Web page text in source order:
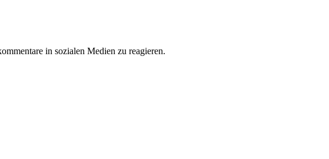
in sozialen Medien zu reagieren.